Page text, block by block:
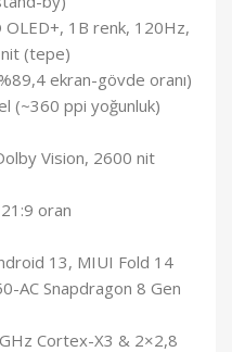
OLED+, 1B renk, 120Hz,
(tepe)
ekran-gövde oranı)
(~360 ppi yoğunluk)
Vision, 2600 nit
oran
13, MIUI Fold 14
AC Snapdragon 8 Gen
Cortex-X3 & 2×2,8